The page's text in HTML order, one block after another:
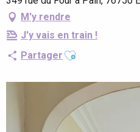
M'y rendre
J'y vais en train !
Partager Ajouter aux favoris